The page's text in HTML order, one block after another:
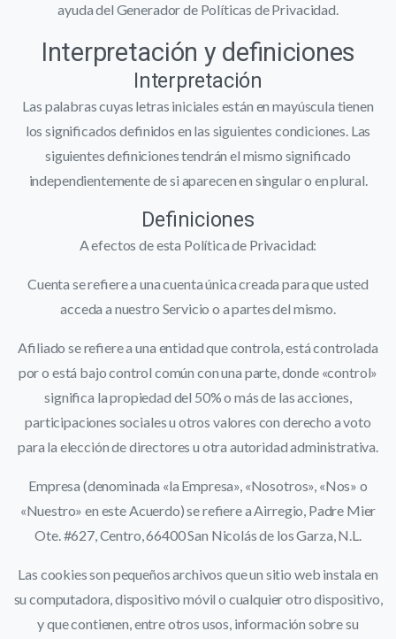
ayuda del Generador de Políticas de Privacidad.
Interpretación y definiciones
Interpretación
Las palabras cuyas letras iniciales están en mayúscula tienen
los significados definidos en las siguientes condiciones. Las
siguientes definiciones tendrán el mismo significado
independientemente de si aparecen en singular o en plural.
Definiciones
A efectos de esta Política de Privacidad:
Cuenta se refiere a una cuenta única creada para que usted
acceda a nuestro Servicio o a partes del mismo.
Afiliado se refiere a una entidad que controla, está controlada
por o está bajo control común con una parte, donde «control»
significa la propiedad del 50% o más de las acciones,
participaciones sociales u otros valores con derecho a voto
para la elección de directores u otra autoridad administrativa.
Empresa (denominada «la Empresa», «Nosotros», «Nos» o
«Nuestro» en este Acuerdo) se refiere a Airregio, Padre Mier
Ote. #627, Centro, 66400 San Nicolás de los Garza, N.L.
Las cookies son pequeños archivos que un sitio web instala en
su computadora, dispositivo móvil o cualquier otro dispositivo,
y que contienen, entre otros usos, información sobre su